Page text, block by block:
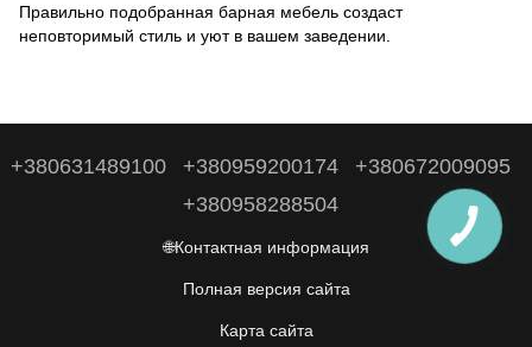
Правильно подобранная барная мебель создаст
неповторимый стиль и уют в вашем заведении.
+380631489100 +380959200174
+380672009095
+380958288504
🌐Контактная информация
Полная версия сайта
Карта сайта